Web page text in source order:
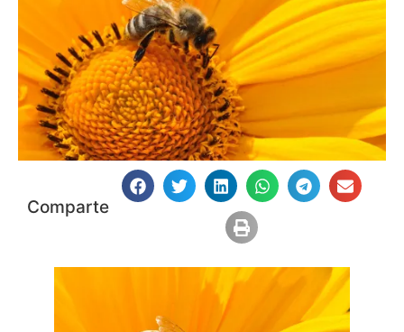
Comparte